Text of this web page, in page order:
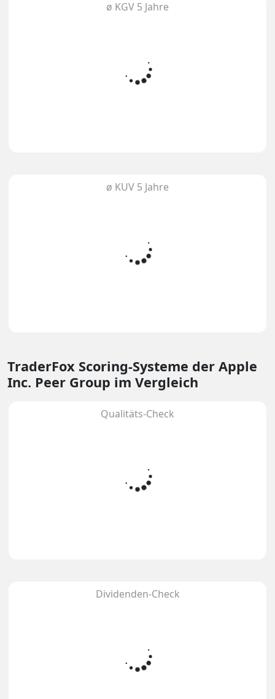
ø KGV 5 Jahre
ø KUV 5 Jahre
TraderFox Scoring-Systeme der Apple
Inc. Peer Group im Vergleich
Qualitäts-Check
Dividenden-Check